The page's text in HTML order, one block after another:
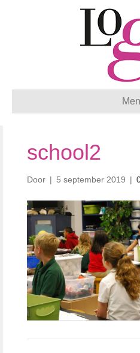
school2
Door | 5 september 2019 |